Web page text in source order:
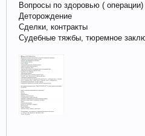
Вопросы по здоровью ( операции)
Деторождение
Сделки, контракты
Судебные тяжбы, тюремное